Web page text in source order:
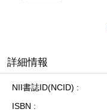
詳細情報
NII書誌ID(NCID)
ISBN